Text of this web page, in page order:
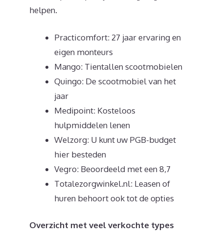
helpen.
Practicomfort: 27 jaar ervaring en
eigen monteurs
Mango: Tientallen scootmobielen
Quingo: De scootmobiel van het
jaar
Medipoint: Kosteloos
hulpmiddelen lenen
Welzorg: U kunt uw PGB-budget
hier besteden
Vegro: Beoordeeld met een 8,7
Totalezorgwinkel.nl: Leasen of
huren behoort ook tot de opties
Overzicht met veel verkochte types